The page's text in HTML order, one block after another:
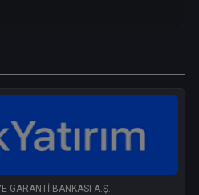
GARANTİ BANKASI A.Ş.